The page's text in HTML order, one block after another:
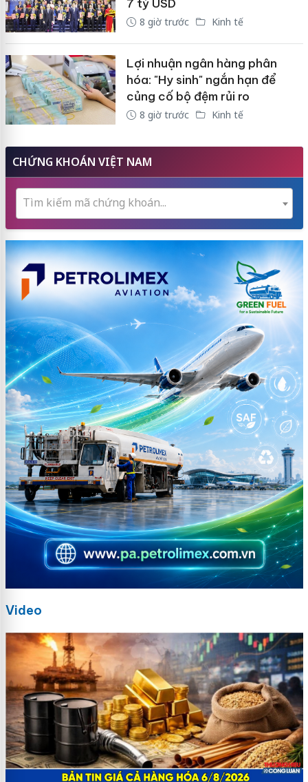
7 tỷ USD
8 giờ trước Kinh tế
Lợi nhuận ngân hàng phân
hóa: "Hy sinh" ngắn hạn để
củng cố bộ đệm rủi ro
8 giờ trước Kinh tế
CHỨNG KHOÁN VIỆT NAM
Tìm kiếm mã chứng khoán...
Video